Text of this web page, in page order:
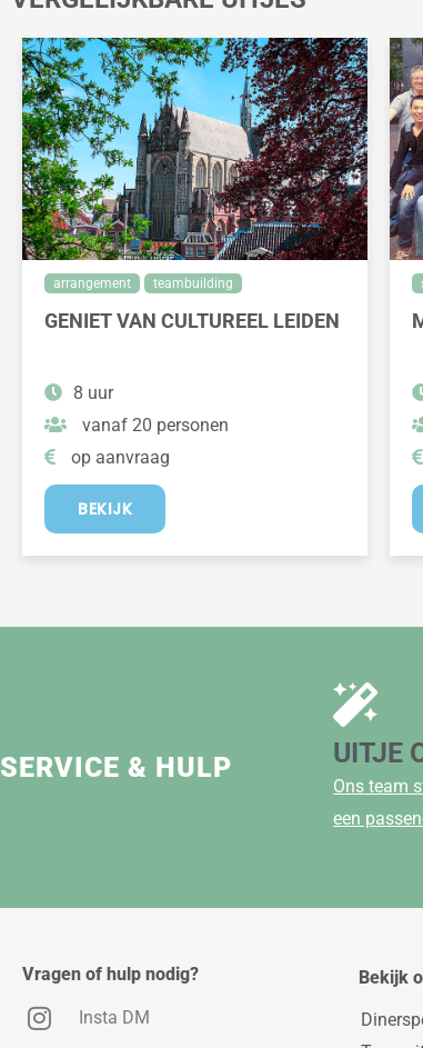
arrangement teambuilding
GENIET VAN CULTUREEL LEIDEN
8 uur
vanaf 20 personen
op aanvraag
BEKIJK
SERVICE & HULP UITJE
Ons team
een
Vragen of hulp nodig?
Insta DM
Bekijk